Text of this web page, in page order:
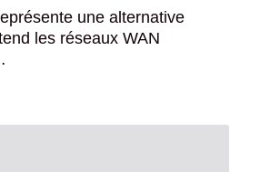
une alternative
les réseaux WAN